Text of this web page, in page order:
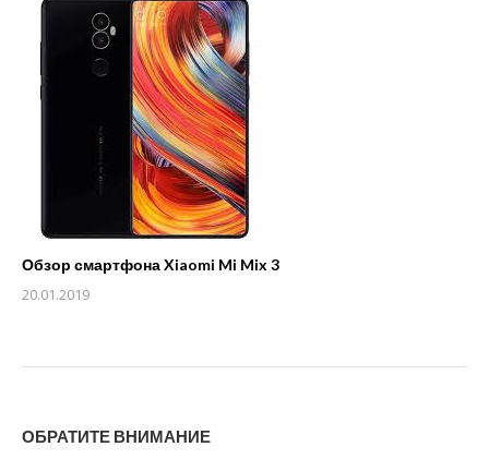
Обзор смартфона Xiaomi Mi Mix 3
20.01.2019
ОБРАТИТЕ ВНИМАНИЕ